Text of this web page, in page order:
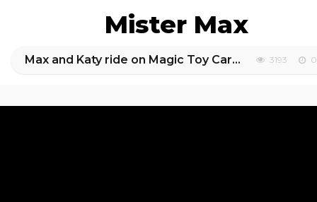
Mister Max
Max and Katy ride on Magic Toy Cars and Transform car for kids 3193